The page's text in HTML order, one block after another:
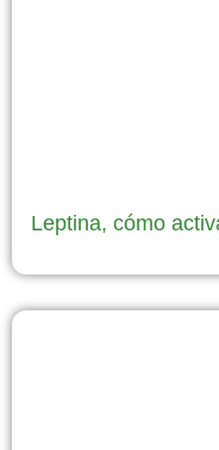
Leptina, cómo